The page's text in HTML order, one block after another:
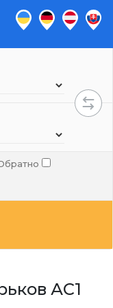
АС1